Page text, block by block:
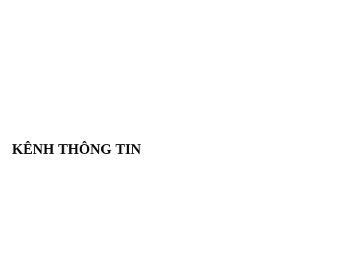
KÊNH THÔNG TIN